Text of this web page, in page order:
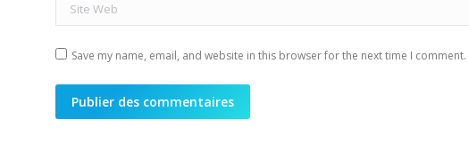
Save my name, email, and website in this browser for the next time I comment.
Publier des commentaires